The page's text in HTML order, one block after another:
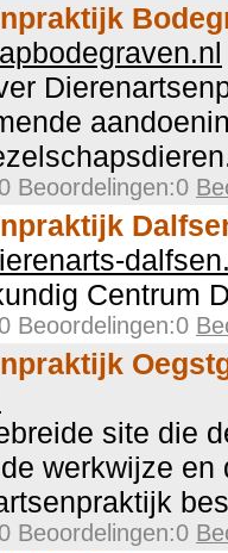
Beoordelingen:0
Centrum
Beoordelingen:0
site die
werkwijze
Beoordelingen:0